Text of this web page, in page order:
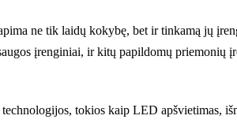
ne tik laidų kokybę, bet ir tinkamą jų
įrenginiai, ir kitų papildomų priemonių
tokios kaip LED apšvietimas,